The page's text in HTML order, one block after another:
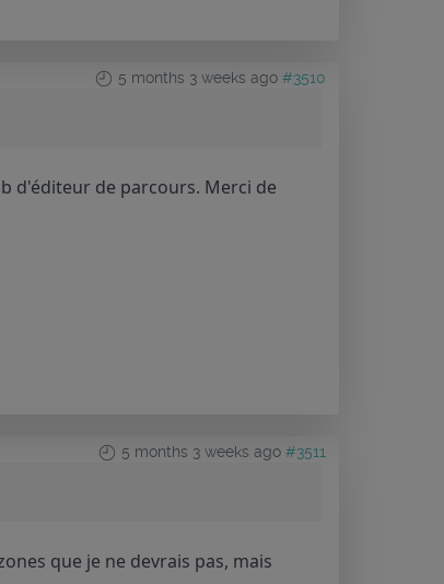
5 months 3 weeks ago #3510
d'éditeur de parcours. Merci de
5 months 3 weeks ago #3511
que je ne devrais pas, mais